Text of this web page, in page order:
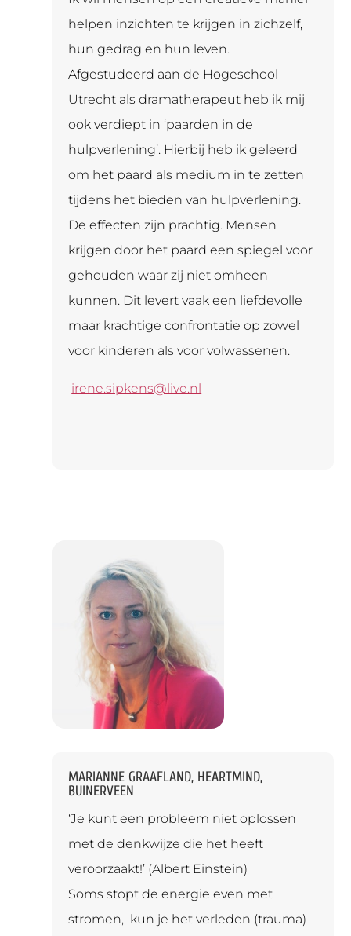
helpen inzichten te krijgen in zichzelf,
hun gedrag en hun leven.
Afgestudeerd aan de Hogeschool
Utrecht als dramatherapeut heb ik mij
ook verdiept in ‘paarden in de
hulpverlening’. Hierbij heb ik geleerd
om het paard als medium in te zetten
tijdens het bieden van hulpverlening.
De effecten zijn prachtig. Mensen
krijgen door het paard een spiegel voor
gehouden waar zij niet omheen
kunnen. Dit levert vaak een liefdevolle
maar krachtige confrontatie op zowel
voor kinderen als voor volwassenen.
irene.sipkens@live.nl
MARIANNE GRAAFLAND, HEARTMIND,
BUINERVEEN
‘Je kunt een probleem niet oplossen
met de denkwijze die het heeft
veroorzaakt!’ (Albert Einstein)
Soms stopt de energie even met
stromen, kun je het verleden (trauma)